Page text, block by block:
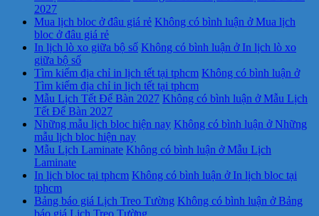
2027
Mua lịch bloc ở đâu giá rẻ Không có bình luận ở Mua lịch
bloc ở đâu giá rẻ
In lịch lò xo giữa bộ số Không có bình luận ở In lịch lò xo
giữa bộ số
Tìm kiếm địa chỉ in lịch tết tại tphcm Không có bình luận ở
Tìm kiếm địa chỉ in lịch tết tại tphcm
Mẫu Lịch Tết Để Bàn 2027 Không có bình luận ở Mẫu Lịch
Tết Để Bàn 2027
Những mẫu lịch bloc hiện nay Không có bình luận ở Những
mẫu lịch bloc hiện nay
Mẫu Lịch Laminate Không có bình luận ở Mẫu Lịch
Laminate
In lịch bloc tại tphcm Không có bình luận ở In lịch bloc tại
tphcm
Bảng báo giá Lịch Treo Tường Không có bình luận ở Bảng
báo giá Lịch Treo Tường